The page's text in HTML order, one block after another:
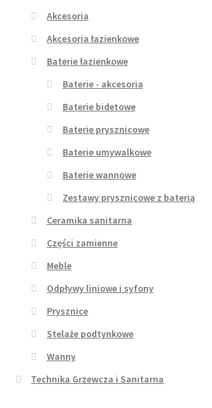
Akcesoria
Akcesoria łazienkowe
Baterie łazienkowe
Baterie - akcesoria
Baterie bidetowe
Baterie prysznicowe
Baterie umywalkowe
Baterie wannowe
Zestawy prysznicowe z baterią
Ceramika sanitarna
Części zamienne
Meble
Odpływy liniowe i syfony
Prysznice
Stelaże podtynkowe
Wanny
Technika Grzewcza i Sanitarna